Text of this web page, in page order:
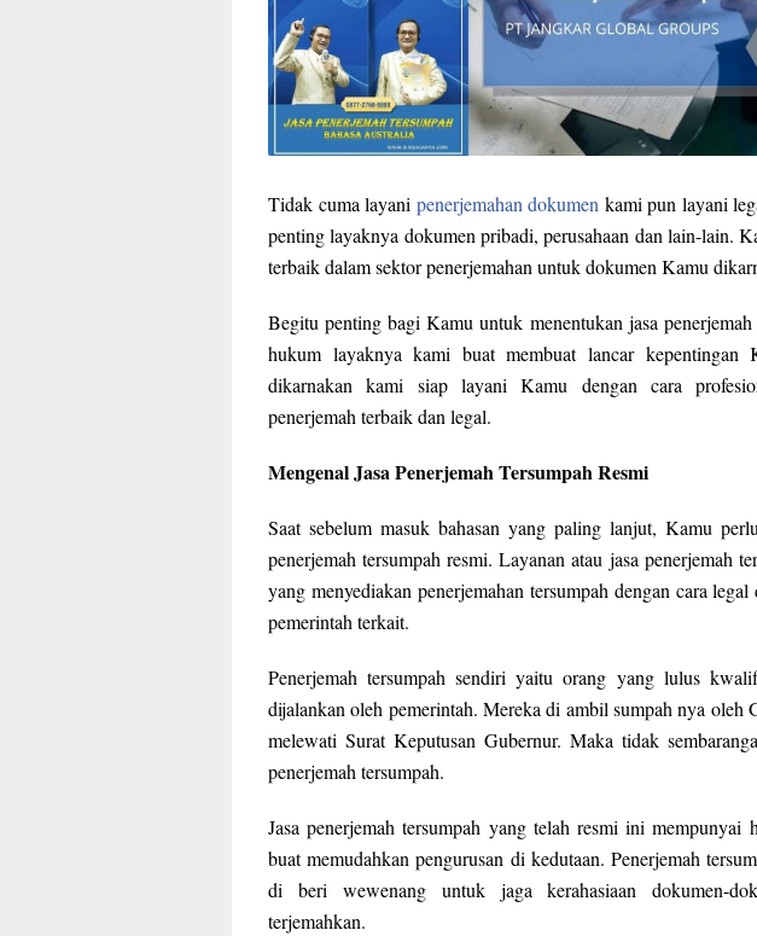
Tidak cuma layani penerjemahan dokumen kami pun layani
penting layaknya dokumen pribadi, perusahaan dan lain-lain.
terbaik dalam sektor penerjemahan untuk dokumen Kamu
Begitu penting bagi Kamu untuk menentukan jasa
hukum layaknya kami buat membuat lancar kepentingan
dikarnakan kami siap layani Kamu dengan cara
penerjemah terbaik dan legal.
Mengenal Jasa Penerjemah Tersumpah Resmi
Saat sebelum masuk bahasan yang paling lanjut, Kamu
penerjemah tersumpah resmi. Layanan atau jasa penerjemah
yang menyediakan penerjemahan tersumpah dengan cara
pemerintah terkait.
Penerjemah tersumpah sendiri yaitu orang yang lulus
dijalankan oleh pemerintah. Mereka di ambil sumpah nya oleh
melewati Surat Keputusan Gubernur. Maka tidak
penerjemah tersumpah.
Jasa penerjemah tersumpah yang telah resmi ini mempunyai
buat memudahkan pengurusan di kedutaan. Penerjemah
di beri wewenang untuk jaga kerahasiaan dokumen-
terjemahkan.